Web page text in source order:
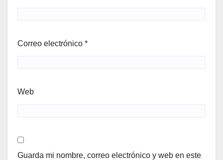
Correo electrónico *
Web
Guarda mi nombre, correo electrónico y web en este